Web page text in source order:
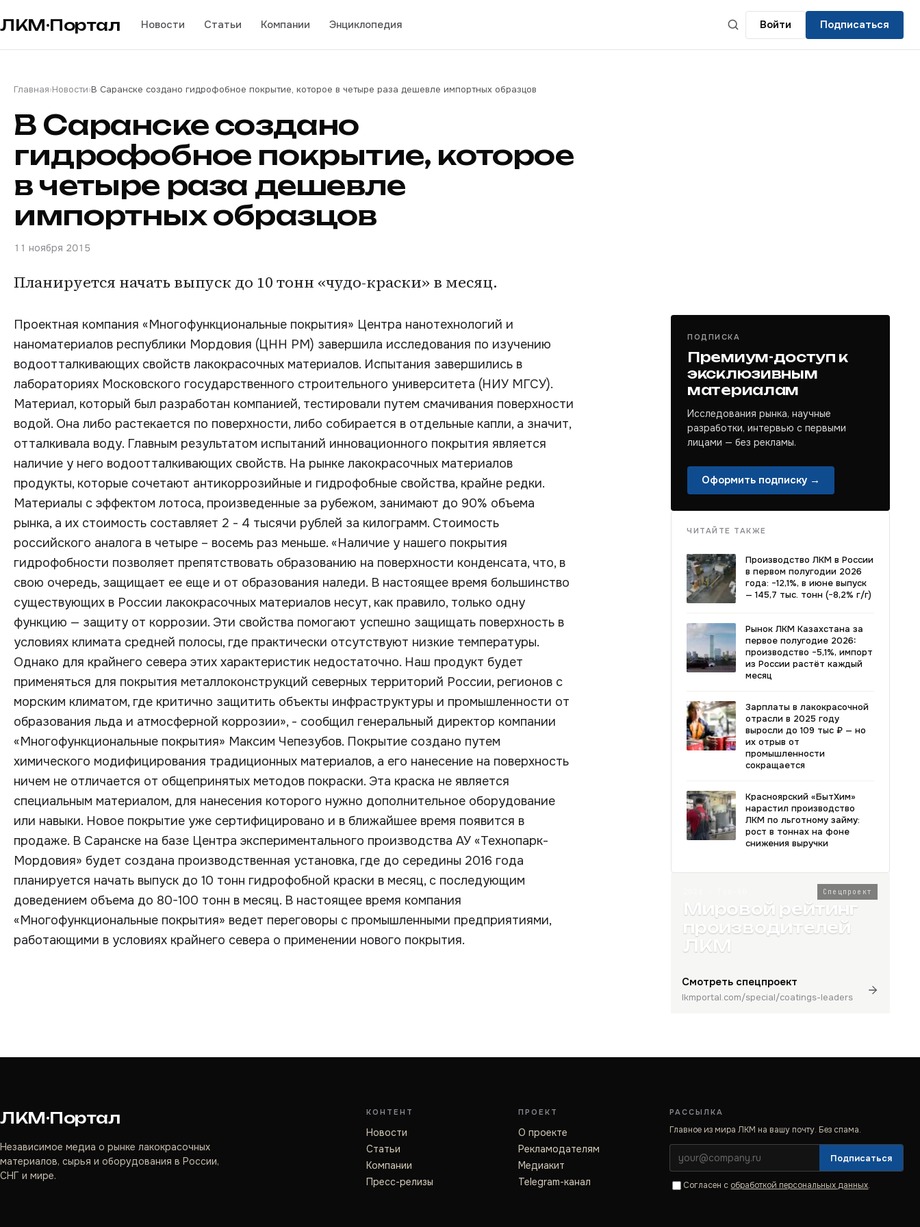
ЛКМ·Портал Новости Статьи Компании Энциклопедия Войти Подписаться
Главная›Новости›В Саранске создано гидрофобное покрытие, которое в четыре раза дешевле импортных образцов
В Саранске создано
гидрофобное покрытие, которое
в четыре раза дешевле
импортных образцов
11 ноября 2015
Планируется начать выпуск до 10 тонн «чудо-краски» в месяц.
Проектная компания «Многофункциональные покрытия» Центра нанотехнологий и
наноматериалов республики Мордовия (ЦНН РМ) завершила исследования по изучению
водоотталкивающих свойств лакокрасочных материалов. Испытания завершились в
лабораториях Московского государственного строительного университета (НИУ МГСУ).
Материал, который был разработан компанией, тестировали путем смачивания поверхности
водой. Она либо растекается по поверхности, либо собирается в отдельные капли, а значит,
отталкивала воду. Главным результатом испытаний инновационного покрытия является
наличие у него водоотталкивающих свойств. На рынке лакокрасочных материалов
продукты, которые сочетают антикоррозийные и гидрофобные свойства, крайне редки.
Материалы с эффектом лотоса, произведенные за рубежом, занимают до 90% объема
рынка, а их стоимость составляет 2 - 4 тысячи рублей за килограмм. Стоимость
российского аналога в четыре – восемь раз меньше. «Наличие у нашего покрытия
гидрофобности позволяет препятствовать образованию на поверхности конденсата, что, в
свою очередь, защищает ее еще и от образования наледи. В настоящее время большинство
существующих в России лакокрасочных материалов несут, как правило, только одну
функцию — защиту от коррозии. Эти свойства помогают успешно защищать поверхность в
условиях климата средней полосы, где практически отсутствуют низкие температуры.
Однако для крайнего севера этих характеристик недостаточно. Наш продукт будет
применяться для покрытия металлоконструкций северных территорий России, регионов с
морским климатом, где критично защитить объекты инфраструктуры и промышленности от
образования льда и атмосферной коррозии», - сообщил генеральный директор компании
«Многофункциональные покрытия» Максим Чепезубов. Покрытие создано путем
химического модифицирования традиционных материалов, а его нанесение на поверхность
ничем не отличается от общепринятых методов покраски. Эта краска не является
специальным материалом, для нанесения которого нужно дополнительное оборудование
или навыки. Новое покрытие уже сертифицировано и в ближайшее время появится в
продаже. В Саранске на базе Центра экспериментального производства АУ «Технопарк-
Мордовия» будет создана производственная установка, где до середины 2016 года
планируется начать выпуск до 10 тонн гидрофобной краски в месяц, с последующим
доведением объема до 80-100 тонн в месяц. В настоящее время компания
«Многофункциональные покрытия» ведет переговоры с промышленными предприятиями,
работающими в условиях крайнего севера о применении нового покрытия.
ПОДПИСКА
Премиум-доступ к
эксклюзивным
материалам
Исследования рынка, научные
разработки, интервью с первыми
лицами — без рекламы.
Оформить подписку →
ЧИТАЙТЕ ТАКЖЕ
Производство ЛКМ в России
в первом полугодии 2026
года: −12,1%, в июне выпуск
— 145,7 тыс. тонн (−8,2% г/г)
Рынок ЛКМ Казахстана за
первое полугодие 2026:
производство −5,1%, импорт
из России растёт каждый
месяц
Зарплаты в лакокрасочной
отрасли в 2025 году
выросли до 109 тыс ₽ — но
их отрыв от
промышленности
сокращается
Красноярский «БытХим»
нарастил производство
ЛКМ по льготному займу:
рост в тоннах на фоне
снижения выручки
Спецпроект
Мировой рейтинг
производителей
ЛКМ
Смотреть спецпроект
lkmportal.com/special/coatings-leaders
ЛКМ·Портал
Независимое медиа о рынке лакокрасочных
материалов, сырья и оборудования в России,
СНГ и мире.
КОНТЕНТ
Новости
Статьи
Компании
Пресс-релизы
ПРОЕКТ
О проекте
Рекламодателям
Медиакит
Telegram-канал
РАССЫЛКА
Главное из мира ЛКМ на вашу почту. Без спама.
Подписаться
Согласен с обработкой персональных данных.